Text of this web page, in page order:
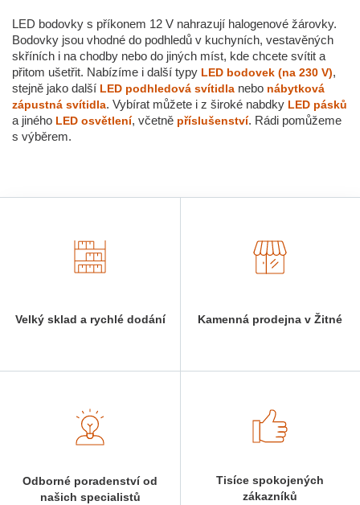
LED bodovky s příkonem 12 V nahrazují halogenové žárovky.
Bodovky jsou vhodné do podhledů v kuchyních, vestavěných
skříních i na chodby nebo do jiných míst, kde chcete svítit a
přitom ušetřit. Nabízíme i další typy LED bodovek (na 230 V),
stejně jako další LED podhledová svítidla nebo nábytková
zápustná svítidla. Vybírat můžete i z široké nabdky LED pásků
a jiného LED osvětlení, včetně příslušenství. Rádi pomůžeme
s výběrem.
Velký sklad a rychlé dodání Kamenná prodejna v Žitné
Odborné poradenství od
našich specialistů
Tisíce spokojených
zákazníků